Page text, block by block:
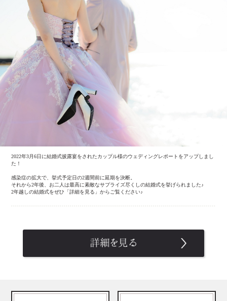
2022年3月6日に結婚式披露宴をされたカップル様のウェディングレポートをアップしまし
た！
感染症の拡大で、挙式予定日の2週間前に延期を決断。
それから2年後、お二人は最高に素敵なサプライズ尽くしの結婚式を挙げられました♪
2年越しの結婚式をぜひ「詳細を見る」からご覧ください♪